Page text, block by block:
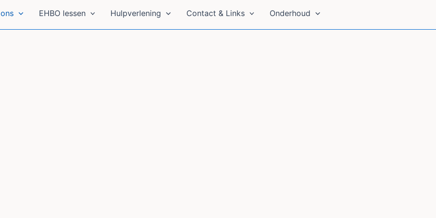
EHBO lessen Hulpverlening Contact & Links Onderhoud